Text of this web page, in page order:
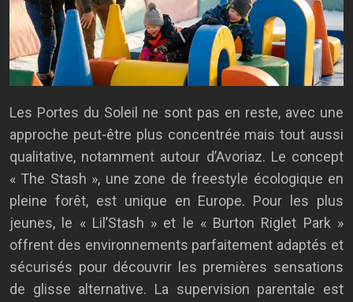
Les Portes du Soleil ne sont pas en reste, avec une
approche peut-être plus concentrée mais tout aussi
qualitative, notamment autour d’Avoriaz. Le concept
« The Stash », une zone de freestyle écologique en
pleine forêt, est unique en Europe. Pour les plus
jeunes, le « Lil’Stash » et le « Burton Riglet Park »
offrent des environnements parfaitement adaptés et
sécurisés pour découvrir les premières sensations
de glisse alternative. La supervision parentale est